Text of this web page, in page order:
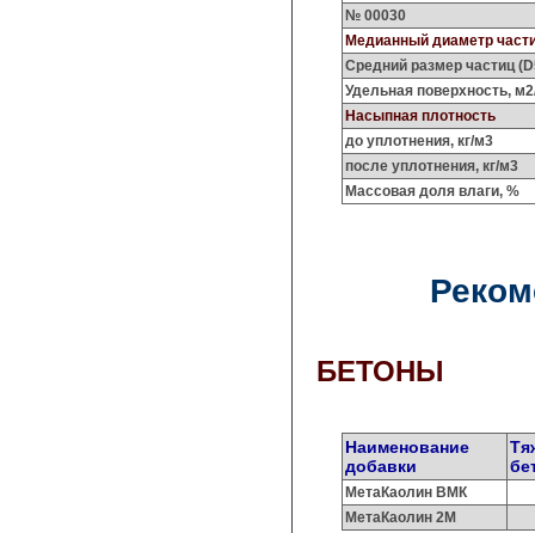
№ 00030
Медианный диаметр
Средний размер частиц
Удельная поверхность,
Насыпная плотность
до уплотнения, кг/м3
после уплотнения, кг/м3
Массовая доля влаги, %
БЕТОНЫ
Наименование
добавки
МетаКаолин ВМК
МетаКаолин 2М